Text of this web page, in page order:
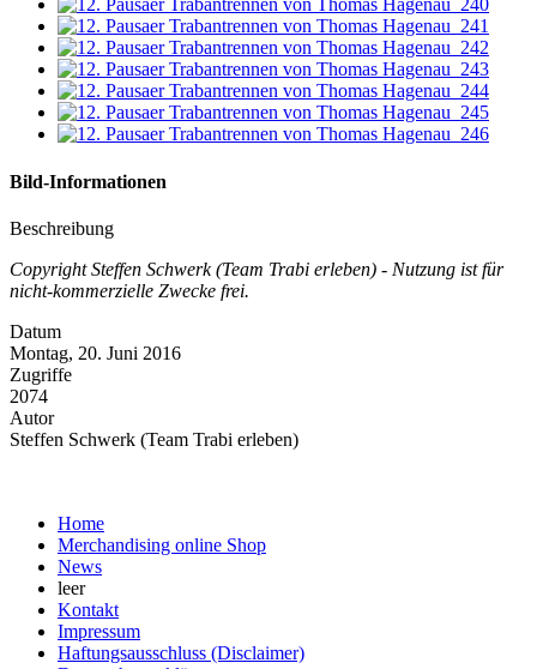
Bild-Informationen
Beschreibung
Copyright Steffen Schwerk (Team Trabi erleben) - Nutzung ist für
nicht-kommerzielle Zwecke frei.
Datum
Montag, 20. Juni 2016
Zugriffe
2074
Autor
Steffen Schwerk (Team Trabi erleben)
Home
Merchandising online Shop
News
leer
Kontakt
Impressum
Haftungsausschluss (Disclaimer)